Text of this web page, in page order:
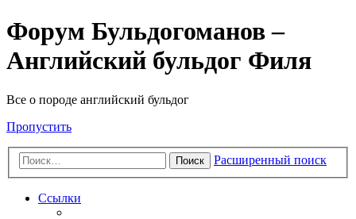
Форум Бульдогоманов –
Английский бульдог Филя
Все о породе английский бульдог
Пропустить
Поиск Расширенный поиск
Ссылки